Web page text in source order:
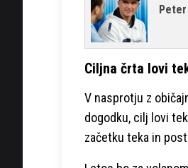
Ciljna črta lovi
V nasprotju z
dogodku, cilj lovi
začetku teka in